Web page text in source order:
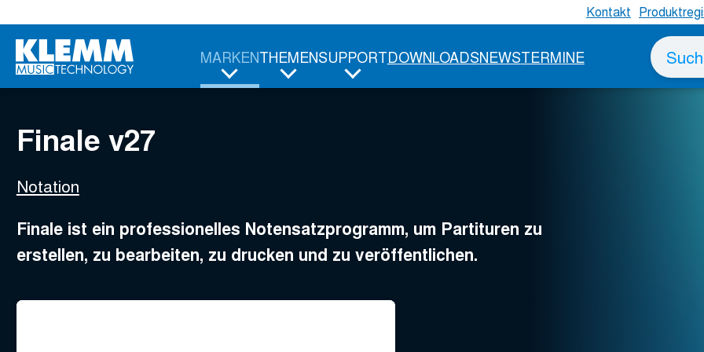
Hauptinhalt
Kontakt
MARKENTHEMENSUPPORTDOWNLOADSNEWSTERMINE
Suche
nach
Finale v27
ab99,95
Finale v27
Notation
Finale ist ein professionelles Notensatzprogramm, um Partituren zu
erstellen, zu bearbeiten, zu drucken und zu veröffentlichen.